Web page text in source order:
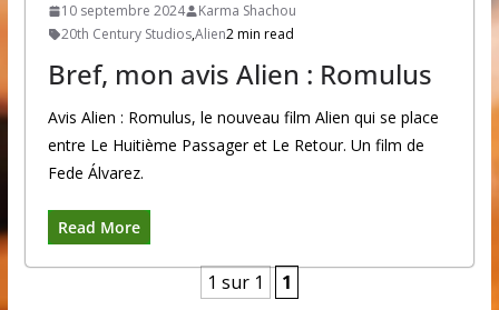
10 septembre 2024
Karma Shachou
20th Century Studios,Alien2 min read
Bref, mon avis Alien : Romulus
Avis Alien : Romulus, le nouveau film Alien qui se place
entre Le Huitième Passager et Le Retour. Un film de
Fede Álvarez.
Read More
1 sur 1 1